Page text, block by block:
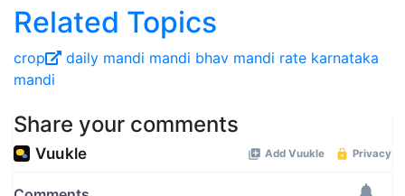
Related Topics
crop daily mandi mandi bhav mandi rate karnataka
mandi
Share your comments